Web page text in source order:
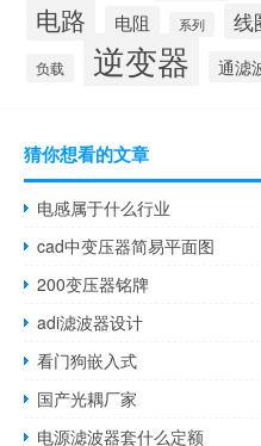
电路 电阻 系列 线
负载 逆变器 通滤
猜你想看的文章
电感属于什么行业
cad中变压器简易平面图
200变压器铭牌
adi滤波器设计
看门狗嵌入式
国产光耦厂家
电源滤波器套什么定额